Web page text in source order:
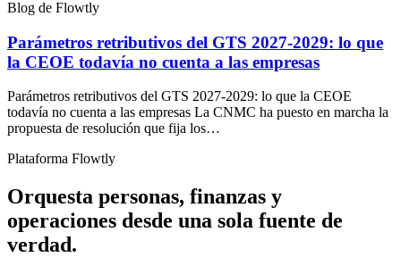
Blog de Flowtly
Parámetros retributivos del GTS 2027-2029: lo que
la CEOE todavía no cuenta a las empresas
Parámetros retributivos del GTS 2027-2029: lo que la CEOE
todavía no cuenta a las empresas La CNMC ha puesto en marcha la
propuesta de resolución que fija los…
Plataforma Flowtly
Orquesta personas, finanzas y
operaciones desde una sola fuente de
verdad.